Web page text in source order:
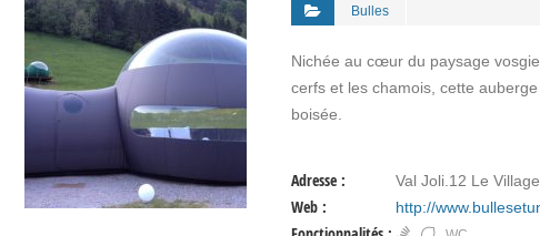
Bulles
Nichée au cœur du paysage
cerfs et les chamois, cette
boisée.
Adresse : Val Joli.12 Le
Web : http://